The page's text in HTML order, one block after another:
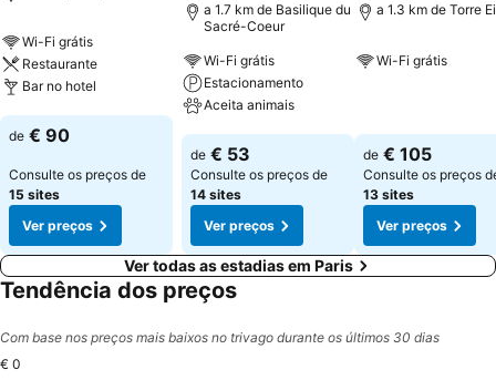
Wi-Fi grátis
Restaurante
Bar no hotel
Ver preços
de € 90
Consulte os preços de
15 sites
Ver preços
a 1.7 km de Basilique du
Sacré-Coeur
Wi-Fi grátis
Estacionamento
Aceita animais
Ver preços
de € 53
Consulte os preços de
14 sites
Ver preços
a 1.3 km de Torre
Wi-Fi grátis
de € 105
Consulte os preços
13 sites
Ver preços
Ver todas as estadias em Paris
Tendência dos preços
Com base nos preços mais baixos no trivago durante os últimos 30 dias
€ 0